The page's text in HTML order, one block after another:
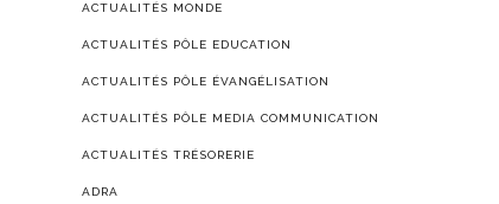
ACTUALITÉS MONDE
ACTUALITÉS PÔLE EDUCATION
ACTUALITÉS PÔLE ÉVANGÉLISATION
ACTUALITÉS PÔLE MEDIA COMMUNICATION
ACTUALITÉS TRÉSORERIE
ADRA